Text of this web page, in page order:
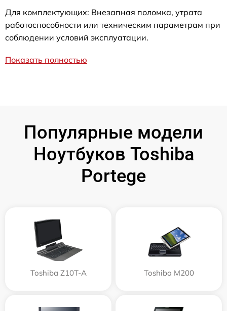
Для комплектующих: Внезапная поломка, утрата
работоспособности или техническим параметрам при
соблюдении условий эксплуатации.
Показать полностью
Популярные модели
Ноутбуков Toshiba
Portege
Toshiba Z10T-A Toshiba M200